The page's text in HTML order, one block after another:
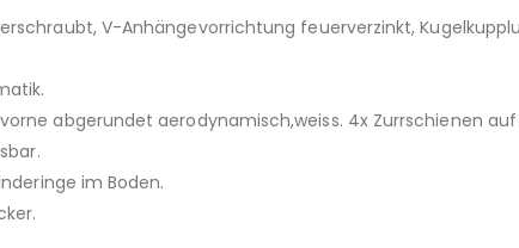
V-Anhängevorrichtung feuerverzinkt,
abgerundet aerodynamisch,weiss. 4x Zurrschienen
im Boden.